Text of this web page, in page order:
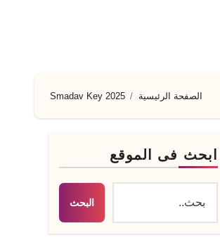
الصفحة الرئيسية Smadav Key 2025
ابحث فى الموقع
البحث